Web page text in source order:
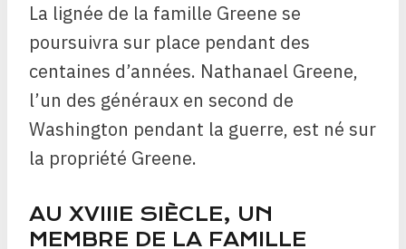
La lignée de la famille Greene se
poursuivra sur place pendant des
centaines d’années. Nathanael Greene,
l’un des généraux en second de
Washington pendant la guerre, est né sur
la propriété Greene.
AU XVIIIE SIÈCLE, UN
MEMBRE DE LA FAMILLE